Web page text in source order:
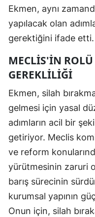
Ekmen, aynı
yapılacak olan
gerektiğini ifade etti.
MECLIS'IN ROLÜ
GEREKLILIĞI
Ekmen, silah
gelmesi için yasal
adımların acil bir
getiriyor. Meclis
ve reform
yürütmesinin zaruri
barış sürecinin
kurumsal yapının
Onun için, silah